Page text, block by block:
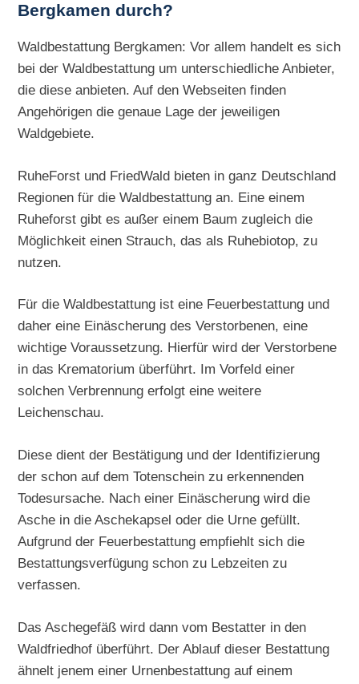
Bergkamen durch?
Waldbestattung Bergkamen: Vor allem handelt es sich
bei der Waldbestattung um unterschiedliche Anbieter,
die diese anbieten. Auf den Webseiten finden
Angehörigen die genaue Lage der jeweiligen
Waldgebiete.
RuheForst und FriedWald bieten in ganz Deutschland
Regionen für die Waldbestattung an. Eine einem
Ruheforst gibt es außer einem Baum zugleich die
Möglichkeit einen Strauch, das als Ruhebiotop, zu
nutzen.
Für die Waldbestattung ist eine Feuerbestattung und
daher eine Einäscherung des Verstorbenen, eine
wichtige Voraussetzung. Hierfür wird der Verstorbene
in das Krematorium überführt. Im Vorfeld einer
solchen Verbrennung erfolgt eine weitere
Leichenschau.
Diese dient der Bestätigung und der Identifizierung
der schon auf dem Totenschein zu erkennenden
Todesursache. Nach einer Einäscherung wird die
Asche in die Aschekapsel oder die Urne gefüllt.
Aufgrund der Feuerbestattung empfiehlt sich die
Bestattungsverfügung schon zu Lebzeiten zu
verfassen.
Das Aschegefäß wird dann vom Bestatter in den
Waldfriedhof überführt. Der Ablauf dieser Bestattung
ähnelt jenem einer Urnenbestattung auf einem